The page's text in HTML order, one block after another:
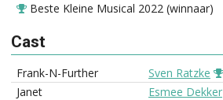
Beste Kleine Musical 2022 (winnaar)
Cast
Frank-N-Further
Sven Ratzke
Janet
Esmee Dekker